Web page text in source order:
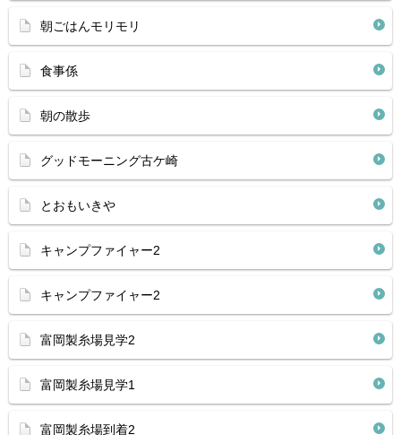
朝ごはんモリモリ
食事係
朝の散歩
グッドモーニング古ケ崎
とおもいきや
キャンプファイャー2
キャンプファイャー2
富岡製糸場見学2
富岡製糸場見学1
富岡製糸場到着2